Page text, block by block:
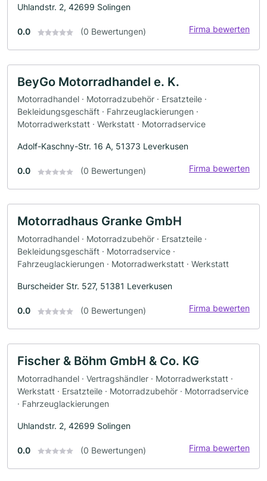
Uhlandstr. 2, 42699 Solingen
0.0 (0 Bewertungen) Firma bewerten
BeyGo Motorradhandel e. K.
Motorradhandel · Motorradzubehör · Ersatzteile ·
Bekleidungsgeschäft · Fahrzeuglackierungen ·
Motorradwerkstatt · Werkstatt · Motorradservice
Adolf-Kaschny-Str. 16 A, 51373 Leverkusen
0.0 (0 Bewertungen) Firma bewerten
Motorradhaus Granke GmbH
Motorradhandel · Motorradzubehör · Ersatzteile ·
Bekleidungsgeschäft · Motorradservice ·
Fahrzeuglackierungen · Motorradwerkstatt · Werkstatt
Burscheider Str. 527, 51381 Leverkusen
0.0 (0 Bewertungen) Firma bewerten
Fischer & Böhm GmbH & Co. KG
Motorradhandel · Vertragshändler · Motorradwerkstatt ·
Werkstatt · Ersatzteile · Motorradzubehör · Motorradservice
· Fahrzeuglackierungen
Uhlandstr. 2, 42699 Solingen
0.0 (0 Bewertungen) Firma bewerten